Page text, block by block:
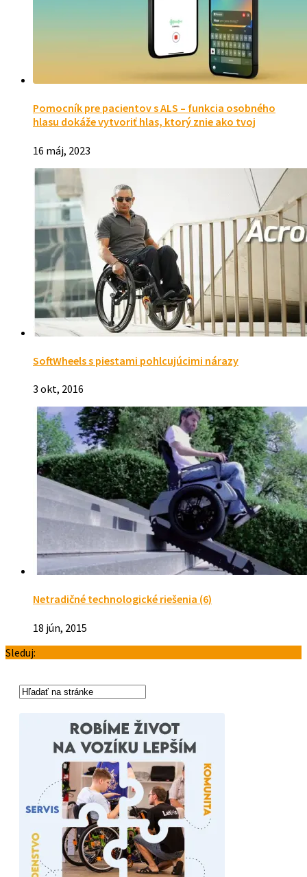
Pomocník pre pacientov s ALS – funkcia osobného
hlasu dokáže vytvoriť hlas, ktorý znie ako tvoj
16 máj, 2023
SoftWheels s piestami pohlcujúcimi nárazy
3 okt, 2016
Netradičné technologické riešenia (6)
18 jún, 2015
Sleduj: